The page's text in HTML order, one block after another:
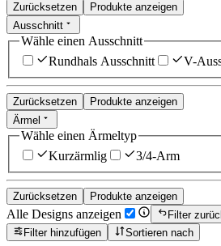
Zurücksetzen
Produkte anzeigen
Ausschnitt
Wähle einen Ausschnitt
Rundhals Ausschnitt
V-
Zurücksetzen
Produkte anzeigen
Ärmel
Wähle einen Ärmeltyp
Kurzärmlig
3/4-Arm
Zurücksetzen Produkte anzeigen
Alle Designs anzeigen
Filter
Filter hinzufügen
Sortieren nach